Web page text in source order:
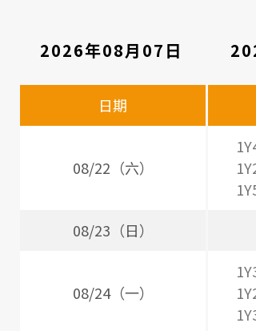
2026年08月07日
診
醫
日期
08/22（六）
08/23（日）
08/24（一）